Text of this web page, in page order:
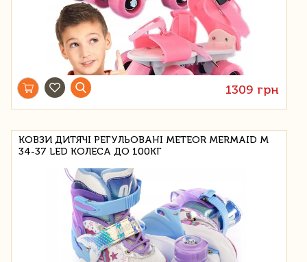
1309 грн
КОВЗИ ДИТЯЧІ РЕГУЛЬОВАНІ METEOR MERMAID M
34-37 LED КОЛЕСА ДО 100КГ